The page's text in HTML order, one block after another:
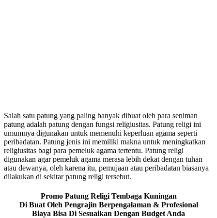
Salah satu patung yang paling banyak dibuat oleh para seniman
patung adalah patung dengan fungsi religiusitas. Patung religi ini
umumnya digunakan untuk memenuhi keperluan agama seperti
peribadatan. Patung jenis ini memiliki makna untuk meningkatkan
religiusitas bagi para pemeluk agama tertentu. Patung religi
digunakan agar pemeluk agama merasa lebih dekat dengan tuhan
atau dewanya, oleh karena itu, pemujaan atau peribadatan biasanya
dilakukan di sekitar patung religi tersebut.
Promo Patung Religi Tembaga Kuningan
Di Buat Oleh Pengrajin Berpengalaman & Profesional
Biaya Bisa Di Sesuaikan Dengan Budget Anda